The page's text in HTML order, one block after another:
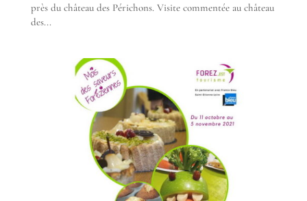
près du château des Périchons. Visite commentée au château
des...